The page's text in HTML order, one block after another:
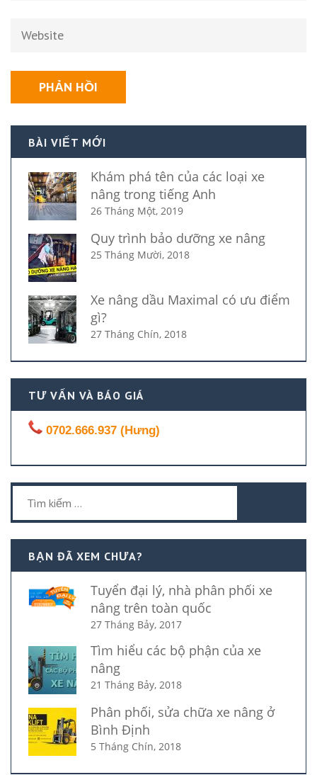
BÀI VIẾT MỚI
Khám phá tên của các loại xe
nâng trong tiếng Anh
26 Tháng Một, 2019
Quy trình bảo dưỡng xe nâng
25 Tháng Mười, 2018
Xe nâng dầu Maximal có ưu điểm
gì?
27 Tháng Chín, 2018
TƯ VẤN VÀ BÁO GIÁ
0702.666.937 (Hưng)
kiếm
cho:
BẠN ĐÃ XEM CHƯA?
Tuyển đại lý, nhà phân phối xe
nâng trên toàn quốc
27 Tháng Bảy, 2017
Tìm hiểu các bộ phận của xe
nâng
21 Tháng Bảy, 2018
Phân phối, sửa chữa xe nâng ở
Bình Định
5 Tháng Chín, 2018